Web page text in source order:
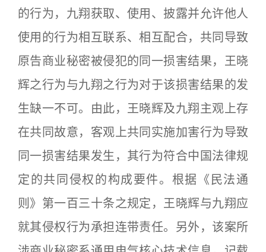
的行为，九翔获取、使用、披露并允许他人
使用的行为相互联系、相互配合，共同导致
原告商业秘密被侵犯的同一损害结果，王晓
辉之行为与九翔之行为对于该损害结果的发
生缺一不可。由此，王晓辉及九翔主观上存
在共同故意，客观上共同实施加害行为导致
同一损害结果发生，其行为符合中国法律规
定的共同侵权的构成要件。根据《民法通
则》第一百三十条之规定，王晓辉与九翔应
就其侵权行为承担连带责任。另外，该案所